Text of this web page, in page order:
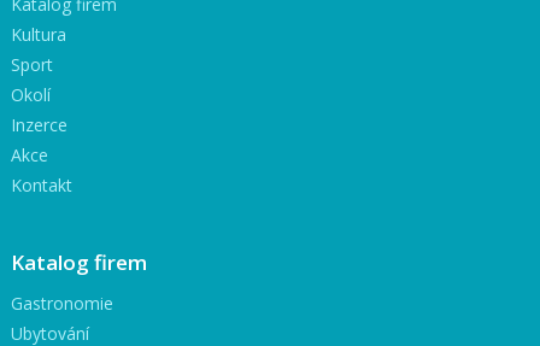
Kultura
Sport
Okolí
Inzerce
Akce
Kontakt
Katalog firem
Gastronomie
Ubytování